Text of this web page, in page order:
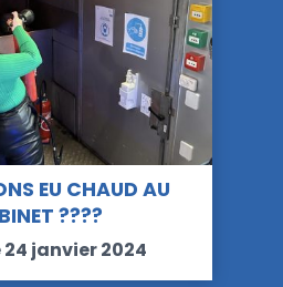
EU CHAUD AU
????
24 janvier 2024